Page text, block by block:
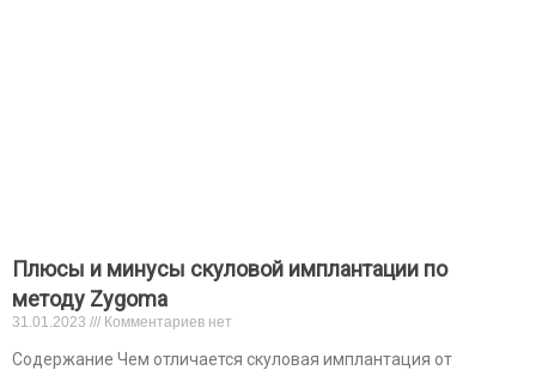
Плюсы и минусы скуловой имплантации по
методу Zygoma
31.01.2023 Комментариев нет
Содержание Чем отличается скуловая имплантация от